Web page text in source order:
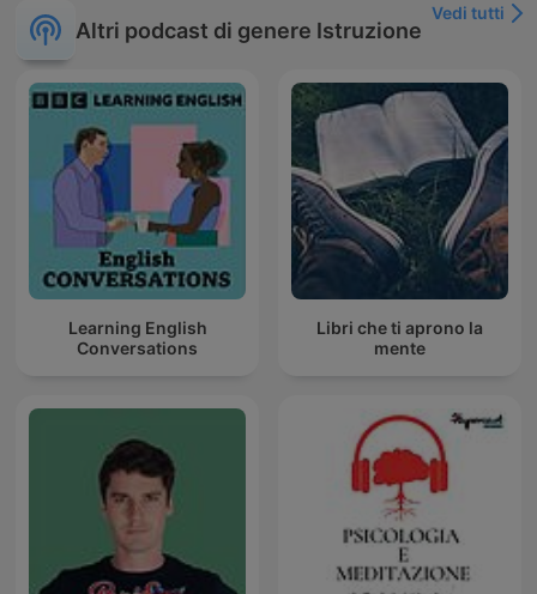
Altri podcast di genere Istruzione
Vedi tutti
Learning English
Conversations
Libri che ti aprono la
mente